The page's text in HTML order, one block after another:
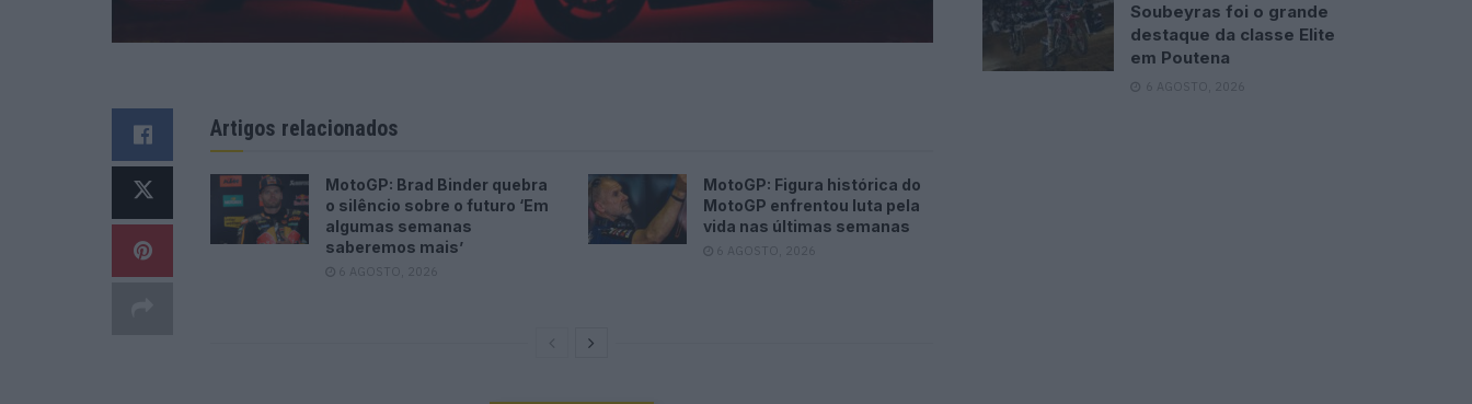
Artigos relacionados
MotoGP: Brad Binder quebra
o silêncio sobre o futuro ‘Em
algumas semanas
saberemos mais’
6 AGOSTO, 2026
MotoGP: Figura histórica do
MotoGP enfrentou luta pela
vida nas últimas semanas
6 AGOSTO, 2026
Soubeyras foi o grande
destaque da classe Elite
em Poutena
6 AGOSTO, 2026